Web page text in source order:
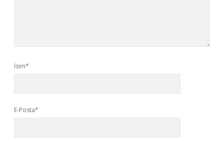
İsim*
E-Posta*